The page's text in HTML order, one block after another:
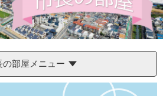
の部屋メニュー